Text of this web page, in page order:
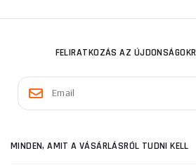
FELIRATKOZÁS AZ
MINDEN, AMIT A VÁSÁRLÁSRÓL TUDNI KELL